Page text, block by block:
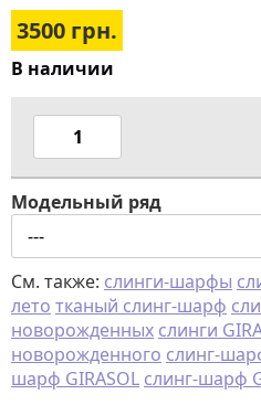
3500 грн.
В наличии
Модельный ряд
См. также: слинги-шарфы
лето тканый слинг-шарф
новорожденных слинги
новорожденного слинг-
шарф GIRASOL слинг-шарф